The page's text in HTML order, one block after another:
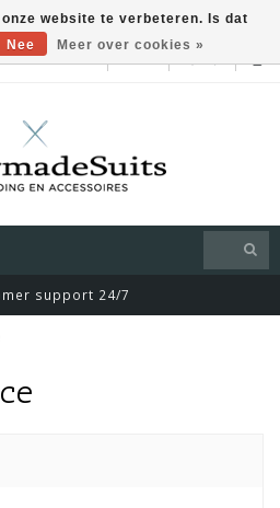
EUR
support 24/7
website te verbeteren. Is dat
Nee Meer over cookies »